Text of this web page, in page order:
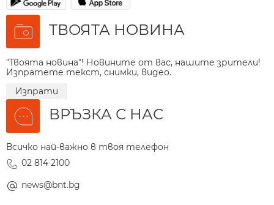
ТВОЯТА НОВИНА
"Твоята новина"! Новините от вас, нашите зрители!
Изпратете текст, снимки, видео.
Изпрати
ВРЪЗКА С НАС
Всичко най-важно в твоя телефон
02 814 2100
news@bnt.bg